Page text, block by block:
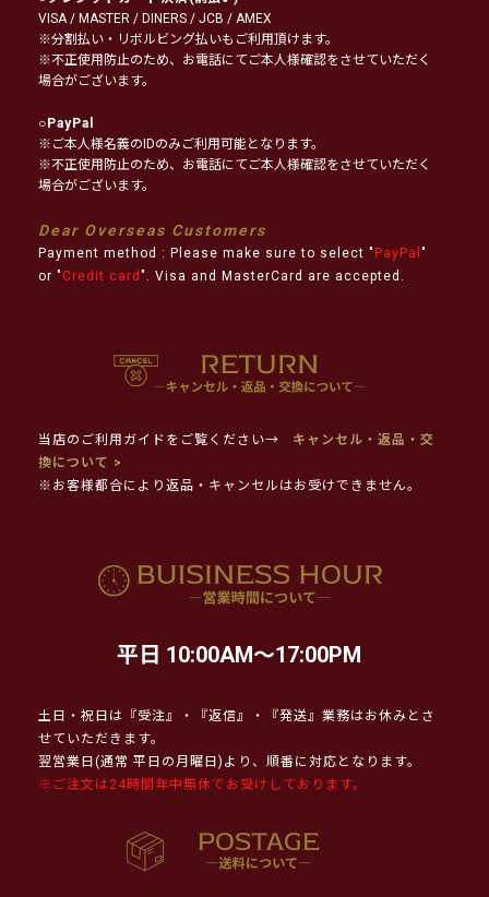
VISA / MASTER / DINERS / JCB / AMEX
※分割払い・リボルビング払いもご利用頂けます。
※不正使用防止のため、お電話にてご本人様確認をさせていただく
場合がございます。
○PayPal
※ご本人様名義のIDのみご利用可能となります。
※不正使用防止のため、お電話にてご本人様確認をさせていただく
場合がございます。
Dear Overseas Customers
Payment method : Please make sure to select " PayPal "
or " Credit card ". Visa and MasterCard are accepted.
当店のご利用ガイドをご覧ください→
キャンセル・返品・交
換について >
※お客様都合により返品・キャンセルはお受けできません。
平日 10:00AM～17:00PM
土日・祝日は『受注』・『返信』・『発送』業務はお休みとさ
せていただきます。
翌営業日(通常 平日の月曜日)より、順番に対応となります。
※ご注文は24時間年中無休でお受けしております。